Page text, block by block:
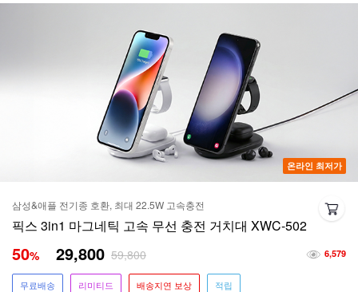
온라인 최저가
삼성&애플 전기종 호환, 최대 22.5W 고속충전
픽스 3in1 마그네틱 고속 무선 충전 거치대 XWC-502
6,579
50% 29,800 59,800
무료배송 리미티드 배송지연 보상 적립